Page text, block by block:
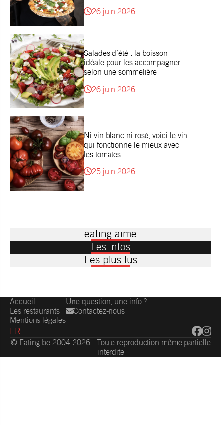
26 juin 2026
Salades d’été : la boisson
idéale pour les accompagner
selon une sommelière
26 juin 2026
Ni vin blanc ni rosé, voici le vin
qui fonctionne le mieux avec
les tomates
25 juin 2026
eating aime
Les infos
Les plus lus
Accueil
Les restaurants
Mentions légales
Une question, une info ?
Contactez-nous
FR
© Eating.be 2004-2026 - Toute reproduction même partielle
interdite